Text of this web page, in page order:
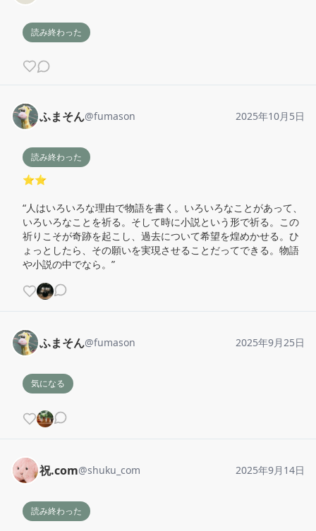
読み終わった
ふまそん@fumason 2025年10月5日
読み終わった
⭐︎⭐︎
“人はいろいろな理由で物語を書く。いろいろなことがあって、
いろいろなことを祈る。そして時に小説という形で祈る。この
祈りこそが奇跡を起こし、過去について希望を煌めかせる。ひ
ょっとしたら、その願いを実現させることだってできる。物語
や小説の中でなら。”
ふまそん@fumason 2025年9月25日
気になる
祝.com@shuku_com 2025年9月14日
読み終わった